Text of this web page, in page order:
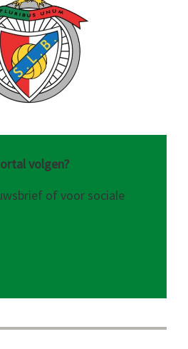
volgen?
of voor sociale